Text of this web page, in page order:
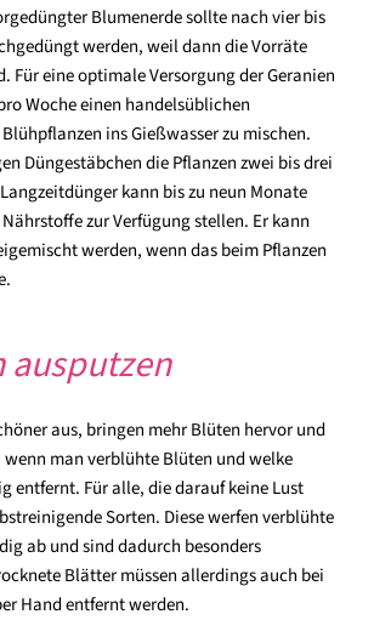
Blumenerde sollte nach vier bis
werden, weil dann die Vorräte
Für eine optimale Versorgung der Geranien
Woche einen handelsüblichen
ins Gießwasser zu mischen.
Düngestäbchen die Pflanzen zwei bis drei
kann bis zu neun Monate
zur Verfügung stellen. Er kann
werden, wenn das beim Pflanzen
ausputzen
aus, bringen mehr Blüten hervor und
wenn man verblühte Blüten und welke
entfernt. Für alle, die darauf keine Lust
Sorten. Diese werfen verblühte
ab und sind dadurch besonders
Blätter müssen allerdings auch bei
Hand entfernt werden.